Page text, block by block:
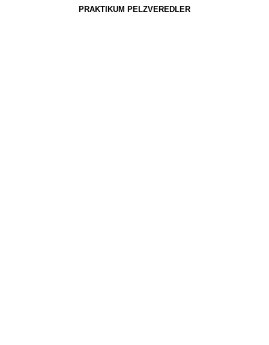
PRAKTIKUM PELZVEREDLER